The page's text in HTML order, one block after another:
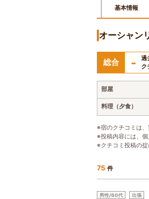
基本情報
オーシャン
総合 -
過
ク
部屋
料理（夕食）
※宿のクチコミは
※投稿内容には、個
※クチコミ投稿の掟
75 件
男性/60代 出張